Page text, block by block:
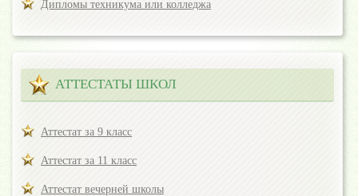
Дипломы техникума или колледжа
АТТЕСТАТЫ ШКОЛ
Аттестат за 9 класс
Аттестат за 11 класс
Аттестат вечерней школы